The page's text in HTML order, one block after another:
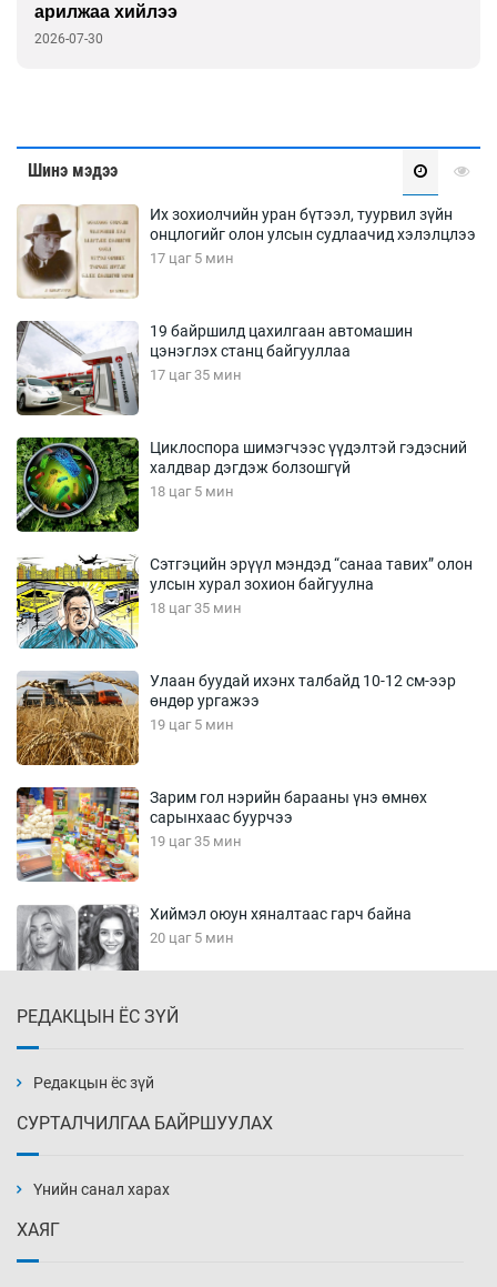
арилжаа хийлээ
2026-07-30
Шинэ мэдээ
Их зохиолчийн уран бүтээл, туурвил зүйн
онцлогийг олон улсын судлаачид хэлэлцлээ
17 цаг 5 мин
19 байршилд цахилгаан автомашин
цэнэглэх станц байгууллаа
17 цаг 35 мин
Циклоспора шимэгчээс үүдэлтэй гэдэсний
халдвар дэгдэж болзошгүй
18 цаг 5 мин
Сэтгэцийн эрүүл мэндэд “санаа тавих” олон
улсын хурал зохион байгуулна
18 цаг 35 мин
Улаан буудай ихэнх талбайд 10-12 см-ээр
өндөр ургажээ
19 цаг 5 мин
Зарим гол нэрийн барааны үнэ өмнөх
сарынхаас буурчээ
19 цаг 35 мин
Хиймэл оюун хяналтаас гарч байна
20 цаг 5 мин
20 цаг 35 мин
нэмэгджээ
РЕДАКЦЫН ЁС ЗҮЙ
Редакцын ёс зүй
СУРТАЛЧИЛГАА БАЙРШУУЛАХ
Үнийн санал харах
ХАЯГ